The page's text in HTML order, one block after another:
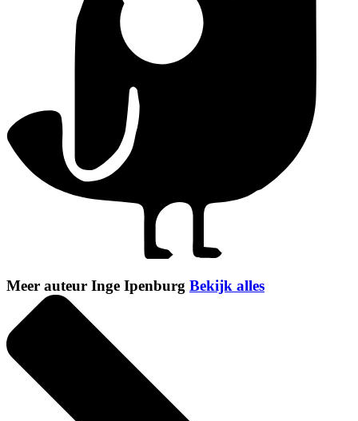
Meer auteur Inge Ipenburg Bekijk alles